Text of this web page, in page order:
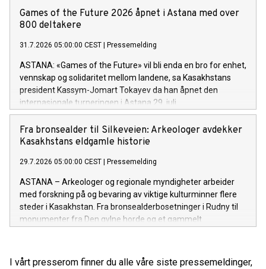
Games of the Future 2026 åpnet i Astana med over
800 deltakere
31.7.2026 05:00:00 CEST Pressemelding
ASTANA: «Games of the Future» vil bli enda en bro for enhet,
vennskap og solidaritet mellom landene, sa Kasakhstans
president Kassym-Jomart Tokayev da han åpnet den
internasjonale turneringen i Astana 29. juli.
Fra bronsealder til Silkeveien: Arkeologer avdekker
Kasakhstans eldgamle historie
29.7.2026 05:00:00 CEST Pressemelding
ASTANA – Arkeologer og regionale myndigheter arbeider
med forskning på og bevaring av viktige kulturminner flere
steder i Kasakhstan. Fra bronsealderbosetninger i Rudny til
monumenter fra Den gylne horde og et gammelt
bevaring.
I vårt presserom finner du alle våre siste pressemeldinger,